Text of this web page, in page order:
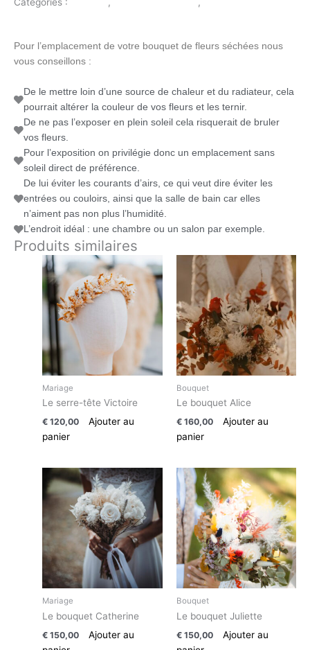
Pour l’emplacement de votre bouquet de fleurs séchées nous
vous conseillons :
De le mettre loin d’une source de chaleur et du radiateur, cela
pourrait altérer la couleur de vos fleurs et les ternir.
De ne pas l’exposer en plein soleil cela risquerait de bruler
vos fleurs.
Pour l’exposition on privilégie donc un emplacement sans
soleil direct de préférence.
De lui éviter les courants d’airs, ce qui veut dire éviter les
entrées ou couloirs, ainsi que la salle de bain car elles
n’aiment pas non plus l’humidité.
L’endroit idéal : une chambre ou un salon par exemple.
Produits similaires
Mariage
Le serre-tête Victoire
€ 120,00
Ajouter au
panier
Bouquet
Le bouquet Alice
€160,00
Ajouter au
panier
Mariage
Le bouquet Catherine
€ 150,00
Ajouter au
Bouquet
Le bouquet Juliette
€150,00
Ajouter au